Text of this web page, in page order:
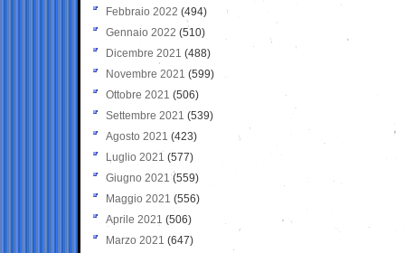
Febbraio 2022 (494)
Gennaio 2022 (510)
Dicembre 2021 (488)
Novembre 2021 (599)
Ottobre 2021 (506)
Settembre 2021 (539)
Agosto 2021 (423)
Luglio 2021 (577)
Giugno 2021(559)
Maggio 2021 (556)
Aprile 2021 (506)
Marzo 2021 (647)